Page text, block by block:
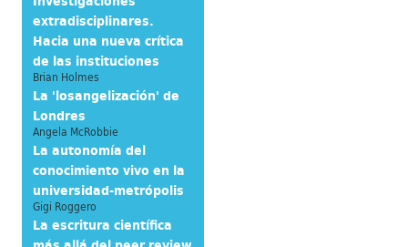
extradisciplinares.
Hacia una nueva crítica
de las instituciones
Brian Holmes
La 'losangelización' de
Londres
Angela McRobbie
La autonomía del
conocimiento vivo en la
universidad-metrópolis
Gigi Roggero
La escritura científica